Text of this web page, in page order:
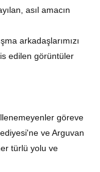
asıl amacın
arkadaşlarımızı
edilen görüntüler
göreve
ve Arguvan
türlü yolu ve